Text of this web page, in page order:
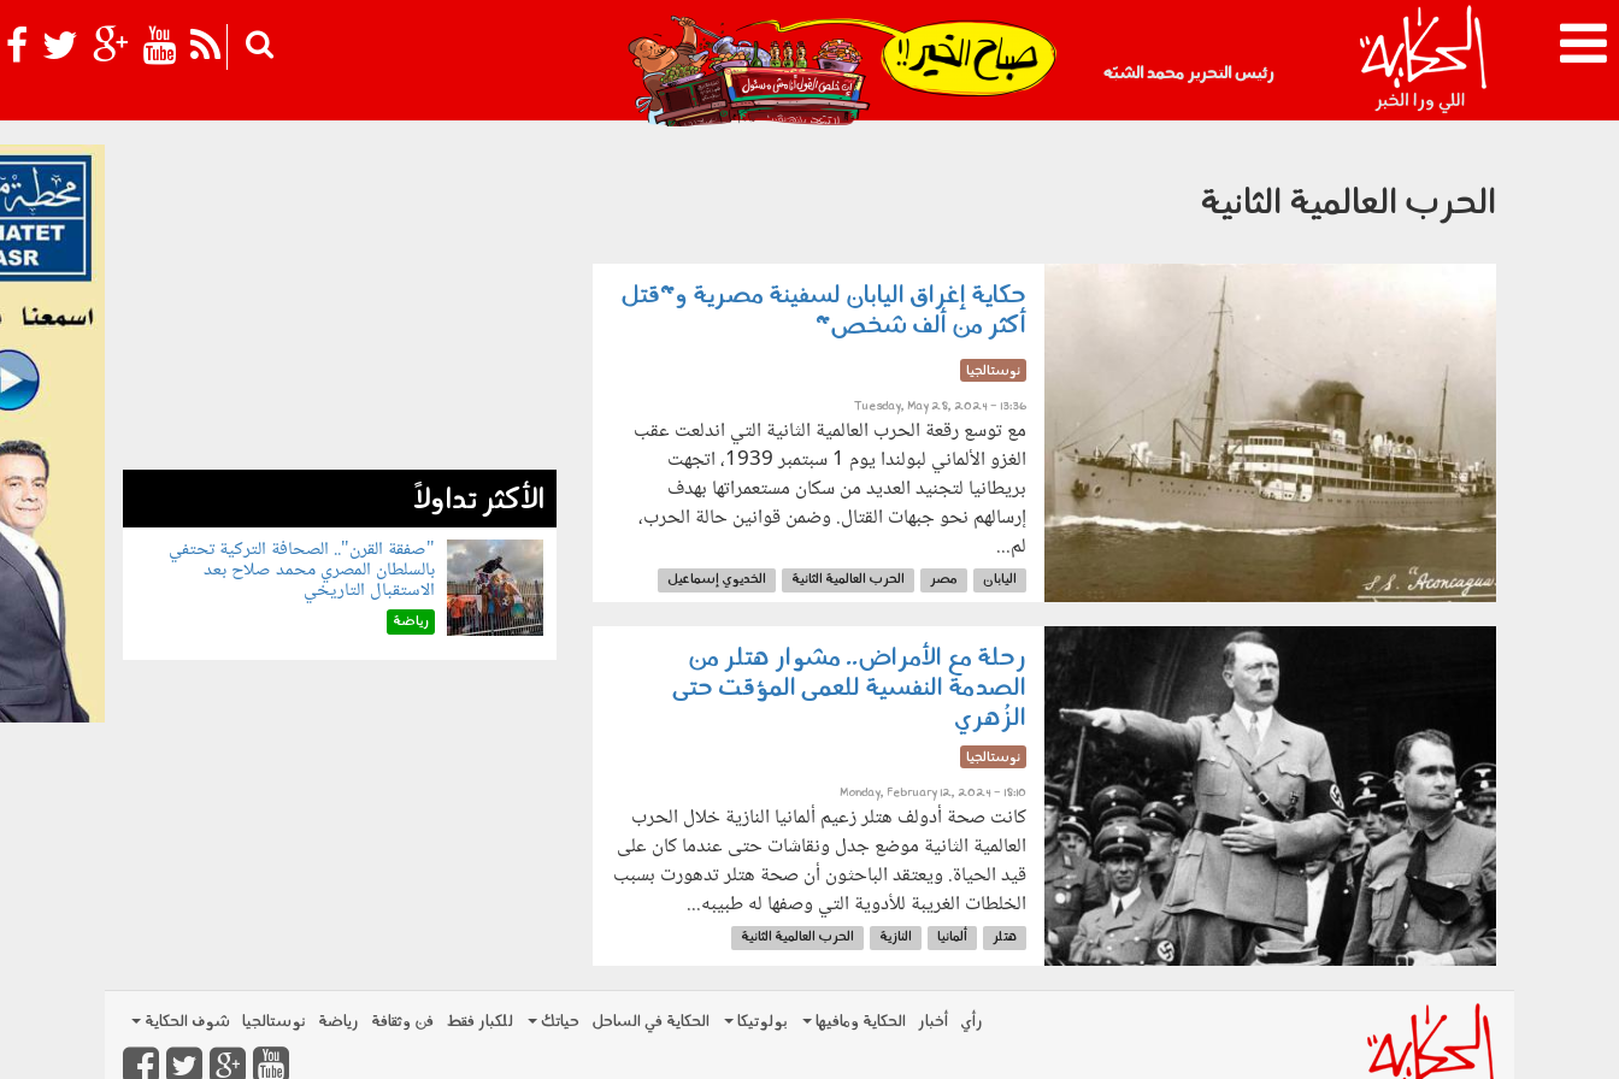
رئيس التحرير محمد الشبّه
021_2.png
الحرب العالمية الثانية
2805_008.jpg
حكاية إغراق اليابان لسفينة مصرية و"قتل
أكثر من ألف شخص"
نوستالجيا
Tuesday, May 28, 2024 - 13:36
مع توسع رقعة الحرب العالمية الثانية التي اندلعت عقب
الغزو الألماني لبولندا يوم 1 سبتمبر 1939، اتجهت
بريطانيا لتجنيد العديد من سكان مستعمراتها بهدف
إرسالهم نحو جبهات القتال. وضمن قوانين حالة الحرب،
لم...
اليابان مصر الحرب العالمية الثانية الخديوي إسماعيل
رحلة مع الأمراض.. مشوار هتلر من
الصدمة النفسية للعمى المؤقت حتى
الزُهري
نوستالجيا
Monday, February 12, 2024 - 18:10
كانت صحة أدولف هتلر زعيم ألمانيا النازية خلال الحرب
العالمية الثانية موضع جدل ونقاشات حتى عندما كان على
قيد الحياة. ويعتقد الباحثون أن صحة هتلر تدهورت بسبب
الخلطات الغريبة للأدوية التي وصفها له طبيبه...
هتلر ألمانيا النازية
الحرب العالمية الثانية
الأكثر تداولاً
070801.jpg
"صفقة القرن".. الصحافة التركية تحتفي
بالسلطان المصري محمد صلاح بعد
الاستقبال التاريخي
رياضة
رأي أخبار الحكاية ومافيها بولوتيكا الحكاية في الساحل حياتك للكبار فقط فن وثقافة رياضة نوستالجيا شوف الحكاية